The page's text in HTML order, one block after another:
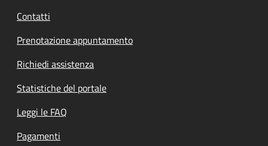
Contatti
Prenotazione appuntamento
Richiedi assistenza
Statistiche del portale
Leggi le FAQ
Pagamenti